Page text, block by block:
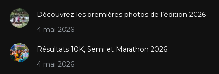
Découvrez les premières photos de l’édition 2026
4 mai 2026
Résultats 10K, Semi et Marathon 2026
4 mai 2026